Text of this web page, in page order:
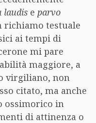
laudis e parvo
richiamo testuale
ai tempi di
mi pare
maggiore, a
virgiliano, non
citato, ma anche
ossimorico in
di attinenza o